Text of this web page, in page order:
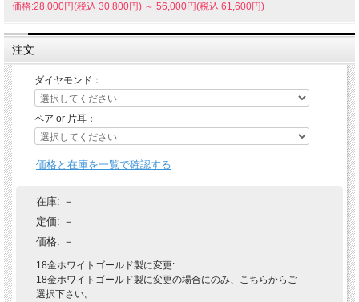
価格:28,000円(税込 30,800円) ～ 56,000円(税込 61,600円)
注文
ダイヤモンド：
ペア or 片耳：
価格と在庫を一覧で確認する
在庫: －
定価: －
価格: －
18金ホワイトゴールド製に変更:
18金ホワイトゴールド製に変更の場合にのみ、こちらからご
選択下さい。